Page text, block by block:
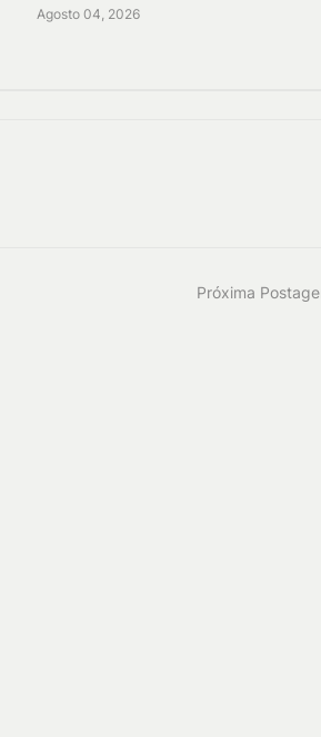
Agosto 04, 2026
Próxima